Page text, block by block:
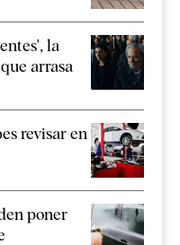
la
arrasa
revisar en
poner